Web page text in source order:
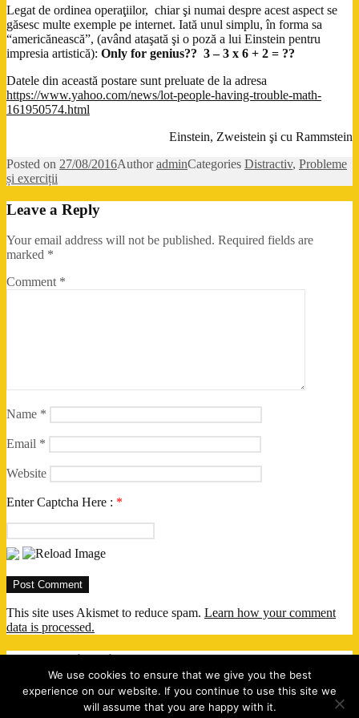
Legat de ordinea operaţiilor, chiar şi numai despre acest aspect se
găsesc multe exemple pe internet. Iată unul simplu, în forma sa
“americănească”, (având ataşată şi o poză a lui Einstein pentru
impresia artistică): Only for genius?? 3 – 3 x 6 + 2 = ??
­Datele din această postare sunt preluate de la adresa
https://www.yahoo.com/news/lot-people-having-trouble-math-
161950574.html
Einstein, Zweistein şi cu Rammstein
Posted on 27/08/2016AuthoradminCategories Distractiv, Probleme
și exerciții
Leave a Reply
Your email address will not be published. Required fields are
marked *
Comment *
Name *
Email *
Website
Enter Captcha Here : *
This site uses Akismet to reduce spam. Learn how your comment
data is processed.
Post navigation
Previous Previous post:Antrenorul Român al olimpicilor SUA la
We use cookies to ensure that we give you the best
experience on our website. If you continue to use this site we
will assume that you are happy with it.